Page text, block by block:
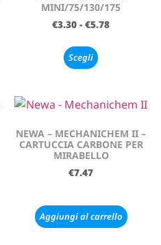
MINI/75/130/175
€3.30 - €5.78
Scegli
NEWA – MECHANICHEM II –
CARTUCCIA CARBONE PER
MIRABELLO
€7.47
Aggiungi al carrello